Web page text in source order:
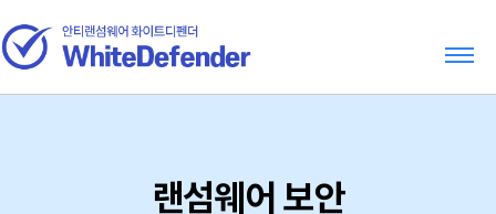
랜섬웨어 보안